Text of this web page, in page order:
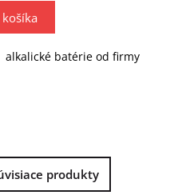
alkalické batérie od firmy
produkty